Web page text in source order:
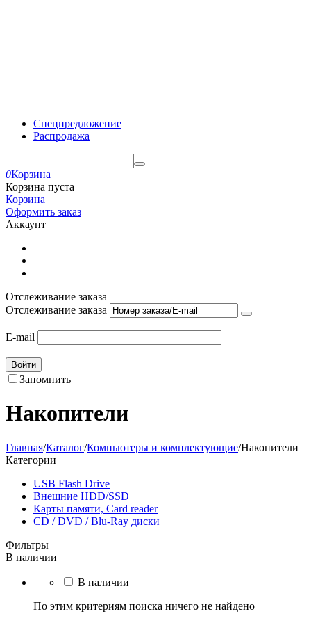
Спецпредложение
Распродажа
0Корзина
Корзина пуста
Корзина
Оформить заказ
Аккаунт
Отслеживание заказа
Отслеживание заказа
E-mail
Войти
Запомнить
Накопители
Главная/Каталог/Компьютеры и комплектующие/Накопители
Категории
USB Flash Drive
Внешние HDD/SSD
Карты памяти, Card reader
CD / DVD / Blu-Ray диски
Фильтры
В наличии
В наличии
По этим критериям поиска ничего не найдено